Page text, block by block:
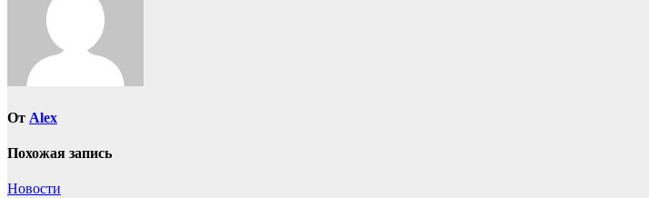
От Alex
Похожая запись
Новости